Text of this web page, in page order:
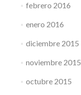
febrero 2016
enero 2016
diciembre 2015
noviembre 2015
octubre 2015